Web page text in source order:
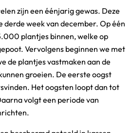
zijn een éénjarig gewas. Deze
derde week van december. Op één
plantjes binnen, welke op
Vervolgens beginnen we met
de plantjes vastmaken aan de
groeien. De eerste oogst
Het oogsten loopt dan tot
volgt een periode van